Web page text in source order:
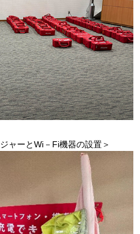
ャーとWi－Fi機器の設置＞